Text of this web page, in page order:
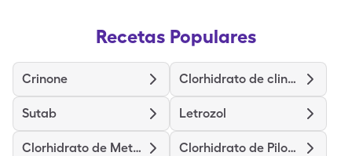
Recetas Populares
Crinone Clorhidrato de clindamicina
Sutab Letrozol
Clorhidrato de Metadona Clorhidrato de Pilocarpina